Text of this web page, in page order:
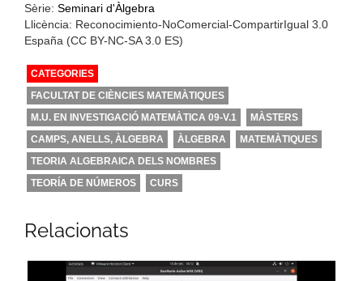
Sèrie: Seminari d'Àlgebra
Llicència: Reconocimiento-NoComercial-CompartirIgual 3.0
España (CC BY-NC-SA 3.0 ES)
CATEGORIES
FACULTAT DE CIÈNCIES MATEMÀTIQUES
M.U. EN INVESTIGACIÓ MATEMÀTICA 09-V.1
MÀSTERS
CAMPS, ANELLS, ÀLGEBRA
ÀLGEBRA
MATEMÀTIQUES
TEORIA ALGEBRAICA DELS NOMBRES
TEORÍA DE NÚMEROS
CURS
Relacionats